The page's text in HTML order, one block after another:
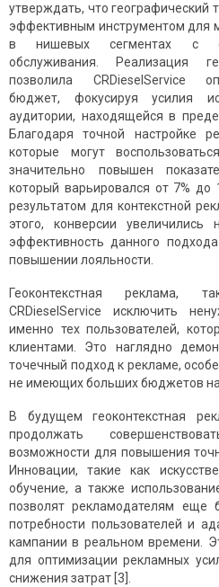
утверждать, что географический
эффективным инструментом для
в нишевых сегментах с
обслуживания. Реализация
позволила CRDieselService
бюджет, фокусируя усилия
аудитории, находящейся в
Благодаря точной настройке
которые могут
значительно повышен
который варьировался от 7% до
результатом для контекстной
этого, конверсии
эффективность данного
повышении лояльности.
Геоконтекстная реклама,
CRDieselService исключить
именно тех пользователей,
клиентами. Это наглядно
точечный подход к рекламе,
не имеющих больших бюджетов
В будущем геоконтекстная
продолжать
возможности для повышения
Инновации, такие как
обучение, а также
позволят рекламодателям еще
потребности пользователей и
кампании в реальном времени.
для оптимизации рекламных
снижения затрат [3].